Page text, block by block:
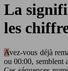
La
les
Avez-vous déjà remarqué que certains chiffres, comme 11:11, 22:22
ou 00:00, semblent